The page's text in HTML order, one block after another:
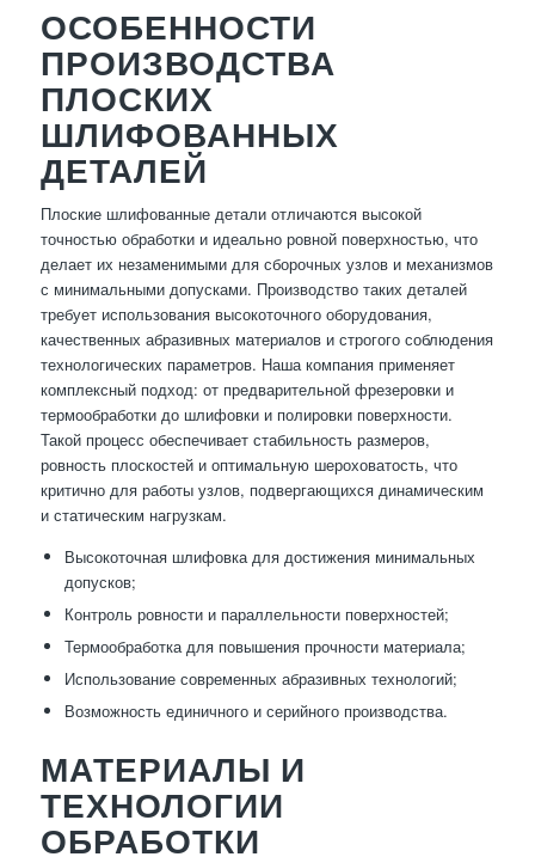
ОСОБЕННОСТИ
ПРОИЗВОДСТВА
ПЛОСКИХ
ШЛИФОВАННЫХ
ДЕТАЛЕЙ
Плоские шлифованные детали отличаются высокой
точностью обработки и идеально ровной поверхностью, что
делает их незаменимыми для сборочных узлов и механизмов
с минимальными допусками. Производство таких деталей
требует использования высокоточного оборудования,
качественных абразивных материалов и строгого соблюдения
технологических параметров. Наша компания применяет
комплексный подход: от предварительной фрезеровки и
термообработки до шлифовки и полировки поверхности.
Такой процесс обеспечивает стабильность размеров,
ровность плоскостей и оптимальную шероховатость, что
критично для работы узлов, подвергающихся динамическим
и статическим нагрузкам.
Высокоточная шлифовка для достижения минимальных
допусков;
Контроль ровности и параллельности поверхностей;
Термообработка для повышения прочности материала;
Использование современных абразивных технологий;
Возможность единичного и серийного производства.
МАТЕРИАЛЫ И
ТЕХНОЛОГИИ
ОБРАБОТКИ